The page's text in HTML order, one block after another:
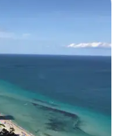
»Izbira gostov«